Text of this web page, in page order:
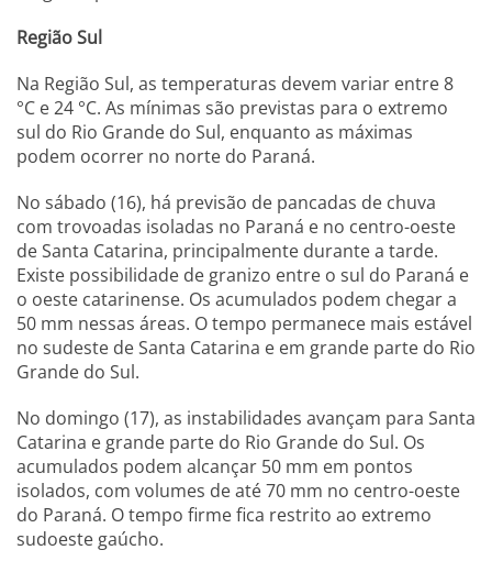
Região Sul
Na Região Sul, as temperaturas devem variar entre 8
°C e 24 °C. As mínimas são previstas para o extremo
sul do Rio Grande do Sul, enquanto as máximas
podem ocorrer no norte do Paraná.
No sábado (16), há previsão de pancadas de chuva
com trovoadas isoladas no Paraná e no centro-oeste
de Santa Catarina, principalmente durante a tarde.
Existe possibilidade de granizo entre o sul do Paraná e
o oeste catarinense. Os acumulados podem chegar a
50 mm nessas áreas. O tempo permanece mais estável
no sudeste de Santa Catarina e em grande parte do Rio
Grande do Sul.
No domingo (17), as instabilidades avançam para Santa
Catarina e grande parte do Rio Grande do Sul. Os
acumulados podem alcançar 50 mm em pontos
isolados, com volumes de até 70 mm no centro-oeste
do Paraná. O tempo firme fica restrito ao extremo
sudoeste gaúcho.